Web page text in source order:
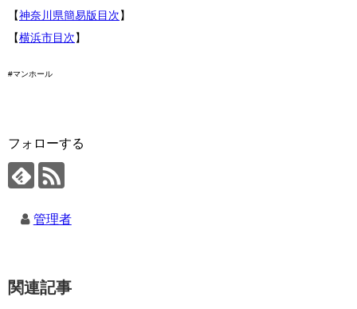
【神奈川県簡易版目次】
【横浜市目次】
#マンホール
フォローする
管理者
関連記事